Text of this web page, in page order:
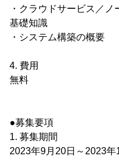
・クラウドサービス／
基礎知識
・システム構築の概要
4. 費用
無料
●募集要項
1. 募集期間
2023年9月20日～2023